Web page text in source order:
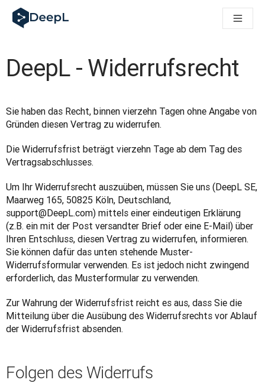
DeepL für KI‑Agenten
DeepL Translation Flow: Neue KI-gestützte Workflows für
Translation Flow entdecken: Lokalisierung mit durchgängig
Was bedeutet Vertrauen in KI‑Sprachtechnologie? Ein
Von hochwertiger Textübersetzung zur Echtzeit-
Building an instantly accessible voice demo with DeepL
DeepL - Widerrufsrecht
Sie haben das Recht, binnen vierzehn Tagen ohne Angabe von
Gründen diesen Vertrag zu widerrufen.
Die Widerrufsfrist beträgt vierzehn Tage ab dem Tag des
Vertragsabschlusses.
Um Ihr Widerrufsrecht auszuüben, müssen Sie uns (DeepL SE,
Maarweg 165, 50825 Köln, Deutschland,
support@DeepL.com) mittels einer eindeutigen Erklärung
(z.B. ein mit der Post versandter Brief oder eine E-Mail) über
Ihren Entschluss, diesen Vertrag zu widerrufen, informieren.
Sie können dafür das unten stehende Muster-
Widerrufsformular verwenden. Es ist jedoch nicht zwingend
erforderlich, das Musterformular zu verwenden.
Zur Wahrung der Widerrufsfrist reicht es aus, dass Sie die
Mitteilung über die Ausübung des Widerrufsrechts vor Ablauf
der Widerrufsfrist absenden.
Folgen des Widerrufs